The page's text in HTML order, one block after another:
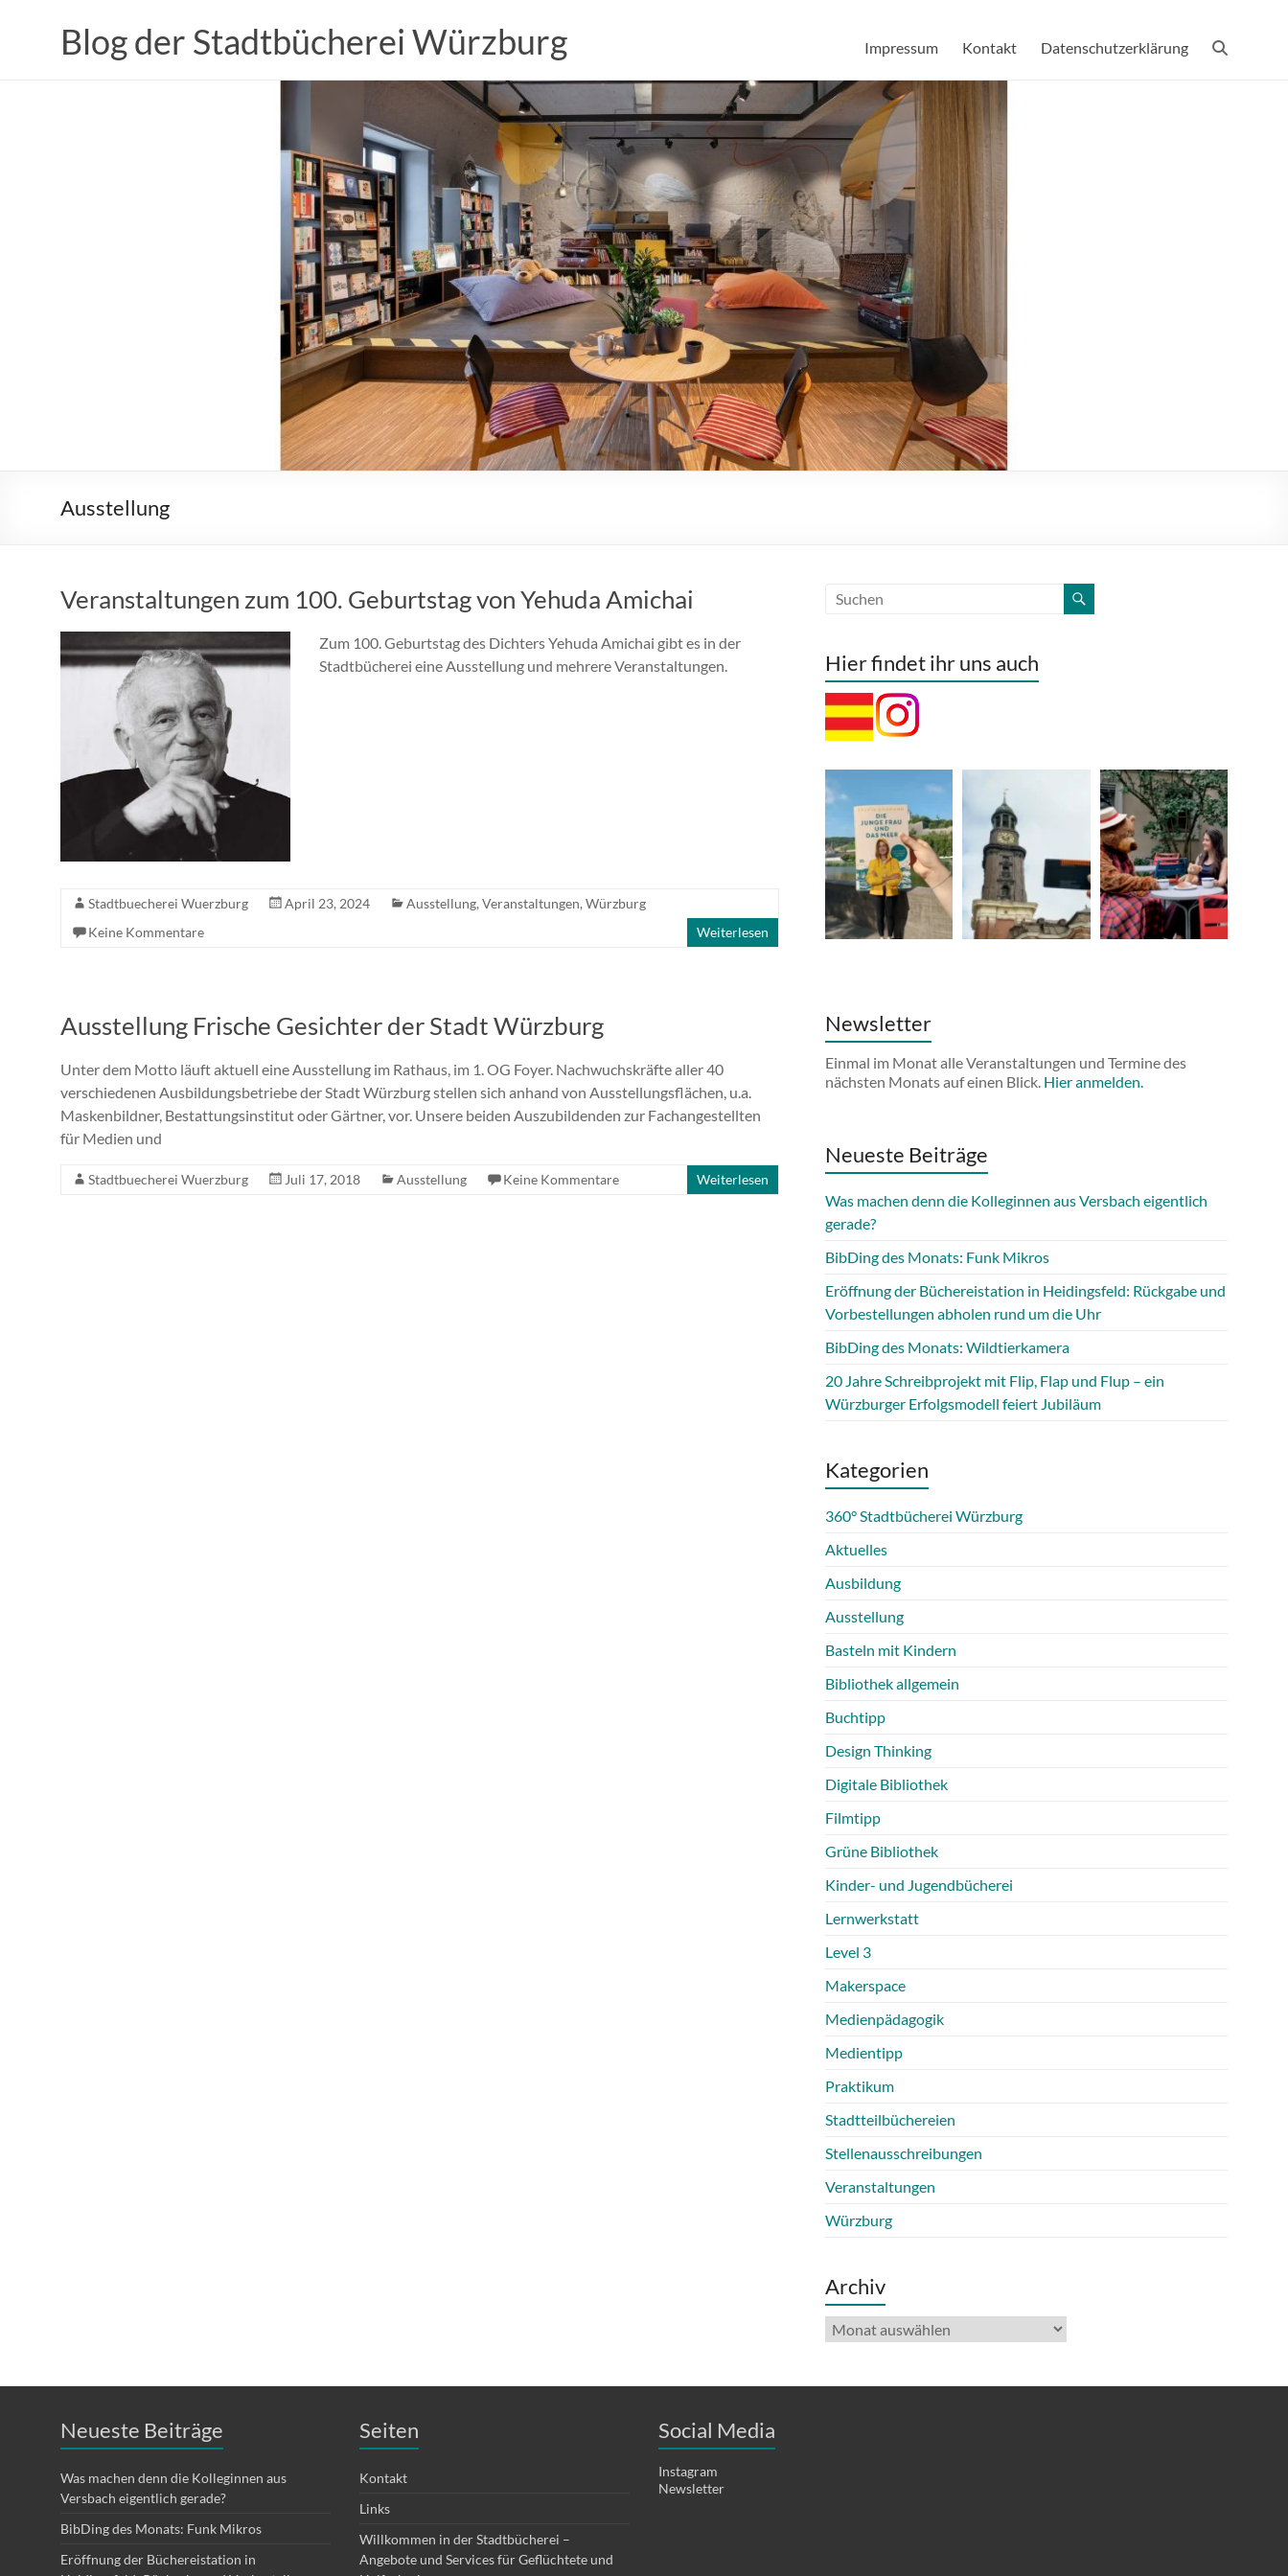
Blog der Stadtbücherei Würzburg Impressum Kontakt Datenschutzerklärung
Ausstellung
Veranstaltungen zum 100. Geburtstag von Yehuda Amichai
Zum 100. Geburtstag des Dichters Yehuda Amichai gibt es in der
Stadtbücherei eine Ausstellung und mehrere Veranstaltungen.
Stadtbuecherei Wuerzburg April 23, 2024 Ausstellung, Veranstaltungen, Würzburg
Keine Kommentare
Weiterlesen
Ausstellung Frische Gesichter der Stadt Würzburg
Unter dem Motto läuft aktuell eine Ausstellung im Rathaus, im 1. OG Foyer. Nachwuchskräfte aller 40
verschiedenen Ausbildungsbetriebe der Stadt Würzburg stellen sich anhand von Ausstellungsflächen, u.a.
Maskenbildner, Bestattungsinstitut oder Gärtner, vor. Unsere beiden Auszubildenden zur Fachangestellten
für Medien und
Stadtbuecherei Wuerzburg Juli 17, 2018 Ausstellung Keine Kommentare Weiterlesen
Hier findet ihr uns auch
Newsletter
Einmal im Monat alle Veranstaltungen und Termine des
nächsten Monats auf einen Blick. Hier anmelden.
Neueste Beiträge
Was machen denn die Kolleginnen aus Versbach eigentlich
gerade?
BibDing des Monats: Funk Mikros
Eröffnung der Büchereistation in Heidingsfeld: Rückgabe und
Vorbestellungen abholen rund um die Uhr
BibDing des Monats: Wildtierkamera
20 Jahre Schreibprojekt mit Flip, Flap und Flup – ein
Würzburger Erfolgsmodell feiert Jubiläum
Kategorien
360° Stadtbücherei Würzburg
Aktuelles
Ausbildung
Ausstellung
Basteln mit Kindern
Bibliothek allgemein
Buchtipp
Design Thinking
Digitale Bibliothek
Filmtipp
Grüne Bibliothek
Kinder- und Jugendbücherei
Lernwerkstatt
Level 3
Makerspace
Medienpädagogik
Medientipp
Praktikum
Stadtteilbüchereien
Stellenausschreibungen
Veranstaltungen
Würzburg
Archiv
Archiv
Neueste Beiträge
Was machen denn die Kolleginnen aus
Versbach eigentlich gerade?
BibDing des Monats: Funk Mikros
Eröffnung der Büchereistation in
Seiten
Kontakt
Links
Willkommen in der Stadtbücherei –
Angebote und Services für Geflüchtete und
Social Media
Instagram
Newsletter